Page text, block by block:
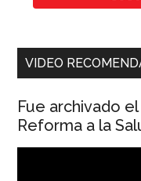
VIDEO
Fue archivado
Reforma a la